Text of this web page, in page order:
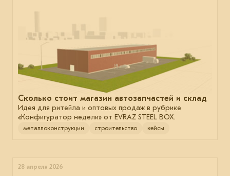
Сколько стоит магазин автозапчастей и склад
Идея для ритейла и оптовых продаж в рубрике
«Конфигуратор недели» от EVRAZ STEEL BOX.
металлоконструкции строительство кейсы
28 апреля 2026